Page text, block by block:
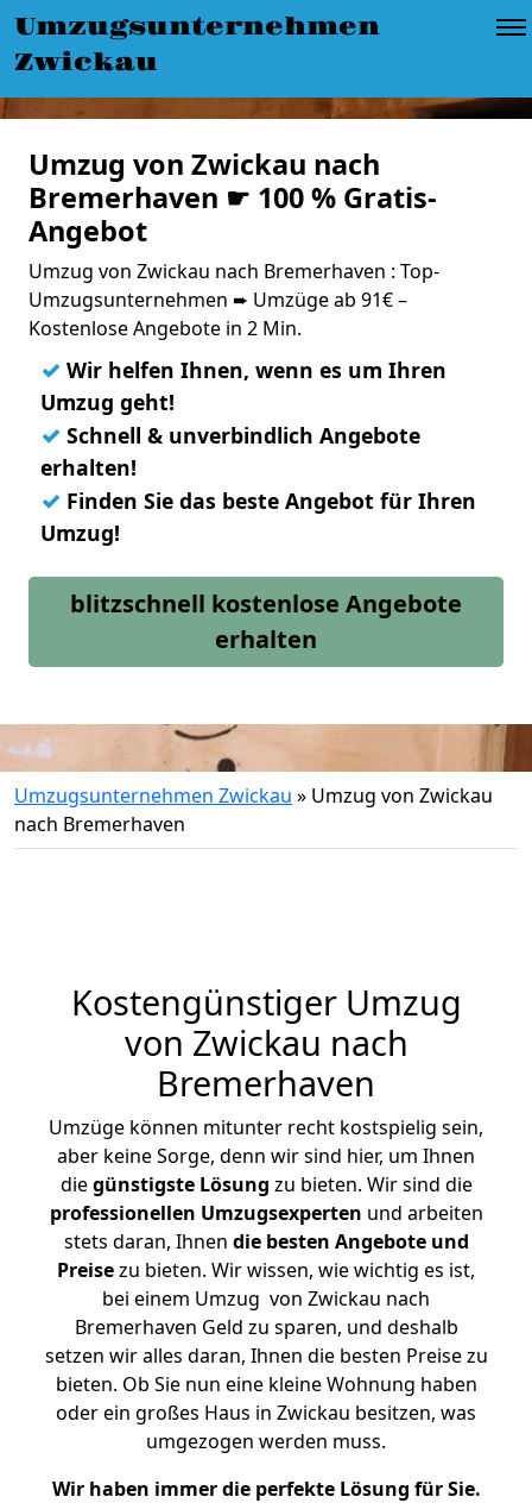
Umzugsunternehmen
Zwickau
Umzug von Zwickau nach
Bremerhaven ☛ 100 % Gratis-
Angebot
Umzug von Zwickau nach Bremerhaven : Top-
Umzugsunternehmen ➨ Umzüge ab 91€ –
Kostenlose Angebote in 2 Min.
✓ Wir helfen Ihnen, wenn es um Ihren
Umzug geht!
✓ Schnell & unverbindlich Angebote
erhalten!
✓ Finden Sie das beste Angebot für Ihren
Umzug!
blitzschnell kostenlose Angebote
erhalten
Umzugsunternehmen Zwickau » Umzug von Zwickau
nach Bremerhaven
Kostengünstiger Umzug
von Zwickau nach
Bremerhaven
Umzüge können mitunter recht kostspielig sein,
aber keine Sorge, denn wir sind hier, um Ihnen
diegünstigste Lösung zu bieten. Wir sind die
professionellen Umzugsexperten und arbeiten
stets daran, Ihnen die besten Angebote und
Preisezu bieten. Wir wissen, wie wichtig es ist,
bei einem Umzug von Zwickau nach
Bremerhaven Geld zu sparen, und deshalb
setzen wir alles daran, Ihnen die besten Preise zu
bieten. Ob Sie nun eine kleine Wohnung haben
oder ein großes Haus in Zwickau besitzen, was
umgezogen werden muss.
Wir haben immer die perfekte Lösung für Sie.